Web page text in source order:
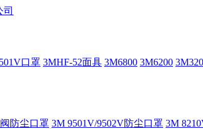
口罩 3MHF-52面具 3M6800 3M6200
防尘口罩 3M 9501V/9502V防尘口罩 3M